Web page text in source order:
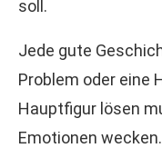
soll.
Jede gute
Problem oder eine
Hauptfigur lösen
Emotionen